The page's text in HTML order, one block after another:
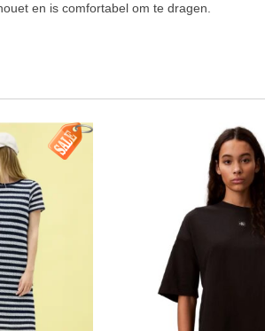
en is comfortabel om te dragen.